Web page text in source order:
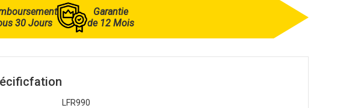
30 Jours
Garantie
de 12 Mois
LFR990